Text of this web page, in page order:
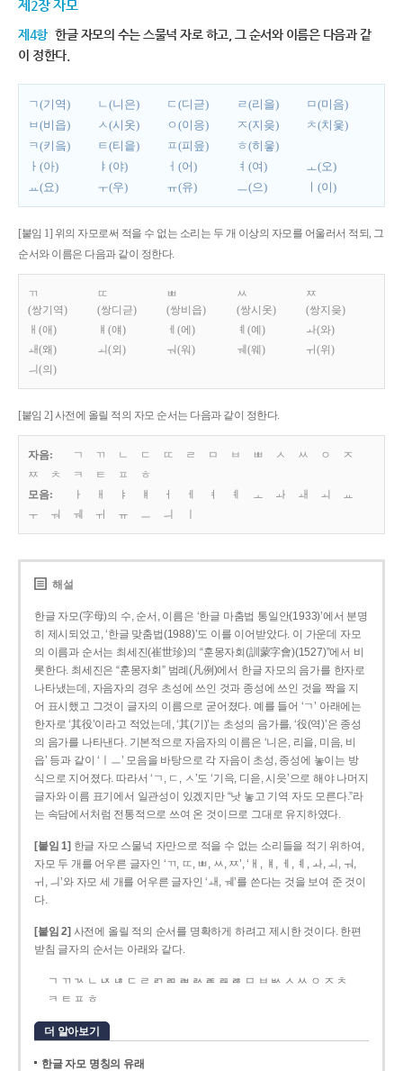
제2장 자모
제4항 한글 자모의 수는 스물넉 자로 하고, 그 순서와 이름은 다음과 같
이 정한다.
ㄱ(기역) ㄴ(니은) ㄷ(디귿) ㄹ(리을)
ㅁ(미음)
ㅂ(비읍)
ㅅ(시옷) ㅇ(이응) ㅈ(지읒)
ㅊ(치읓)
ㅋ(키읔)
ㅌ(티읕) ㅍ(피읖)
ㅎ(히읗)
ㅏ(아)
ㅑ(야) ㅓ(어) ㅕ(여)
ㅗ(오)
ㅛ(요)
ㅜ(우) ㅠ(유) ㅡ(으) ㅣ(이)
[붙임 1] 위의 자모로써 적을 수 없는 소리는 두 개 이상의 자모를 어울러서 적되, 그
순서와 이름은 다음과 같이 정한다.
ㄲ
(쌍기역)
ㄸ
(쌍디귿)
ㅃ
(쌍비읍)
ㅆ
(쌍시옷)
ㅉ
(쌍지읒)
ㅐ(애)
ㅒ(얘) ㅔ(에) ㅖ(예)
ㅘ(와)
ㅙ(왜)
ㅚ(외) ㅝ(워) ㅞ(웨)
ㅟ(위)
ㅢ(의)
[붙임 2] 사전에 올릴 적의 자모 순서는 다음과 같이 정한다.
자음: ㄱ ㄲ ㄴ ㄷ ㄸ ㄹ ㅁ ㅂ ㅃ ㅅ ㅆ ㅇ
ㅈ
ㅉ
ㅊ ㅋ ㅌ ㅍ
ㅎ
모음:
ㅏ ㅐ ㅑ ㅒ ㅓ ㅔ ㅕ ㅖ ㅗ ㅘ ㅙ ㅚ
ㅛ
ㅜ
ㅝ ㅞ ㅟ ㅠ ㅡ ㅢ
해설
한글 자모(字母)의 수, 순서, 이름은 ‘한글 마춤법 통일안(1933)’에서 분명
히 제시되었고, ‘한글 맞춤법(1988)’도 이를 이어받았다. 이 가운데 자모
의 이름과 순서는 최세진(崔世珍)의 “훈몽자회(訓蒙字會)(1527)”에서 비
롯한다. 최세진은 “훈몽자회” 범례(凡例)에서 한글 자모의 음가를 한자로
나타냈는데, 자음자의 경우 초성에 쓰인 것과 종성에 쓰인 것을 짝을 지
어 표시했고 그것이 글자의 이름으로 굳어졌다. 예를 들어 ‘ㄱ’ 아래에는
한자로 ‘其役’이라고 적었는데, ‘其(기)’는 초성의 음가를, ‘役(역)’은 종성
의 음가를 나타낸다. 기본적으로 자음자의 이름은 ‘니은, 리을, 미음, 비
읍’ 등과 같이 ‘ㅣㅡ’ 모음을 바탕으로 각 자음이 초성, 종성에 놓이는 방
식으로 지어졌다. 따라서 ‘ㄱ, ㄷ, ㅅ’도 ‘기윽, 디읃, 시읏’으로 해야 나머지
글자와 이름 표기에서 일관성이 있겠지만 “낫 놓고 기역 자도 모른다.”라
는 속담에서처럼 전통적으로 쓰여 온 것이므로 그대로 유지하였다.
[붙임 1] 한글 자모 스물넉 자만으로 적을 수 없는 소리들을 적기 위하여,
자모 두 개를 어우른 글자인 ‘ㄲ, ㄸ, ㅃ, ㅆ, ㅉ’, ‘ㅐ, ㅒ, ㅔ, ㅖ, ㅘ, ㅚ, ㅝ,
ㅟ, ㅢ’와 자모 세 개를 어우른 글자인 ‘ㅙ, ㅞ’를 쓴다는 것을 보여 준 것이
다.
[붙임 2] 사전에 올릴 적의 순서를 명확하게 하려고 제시한 것이다. 한편
받침 글자의 순서는 아래와 같다.
ㄱ ㄲ ㄳ ㄴ ㄵ ㄶ ㄷ ㄹ ㄺ ㄻ ㄼ ㄽ ㄾ ㄿ ㅀ ㅁ ㅂ ㅄ ㅅ ㅆ ㅇ ㅈ ㅊ
ㅋ ㅌ ㅍ ㅎ
더 알아보기
한글 자모 명칭의 유래